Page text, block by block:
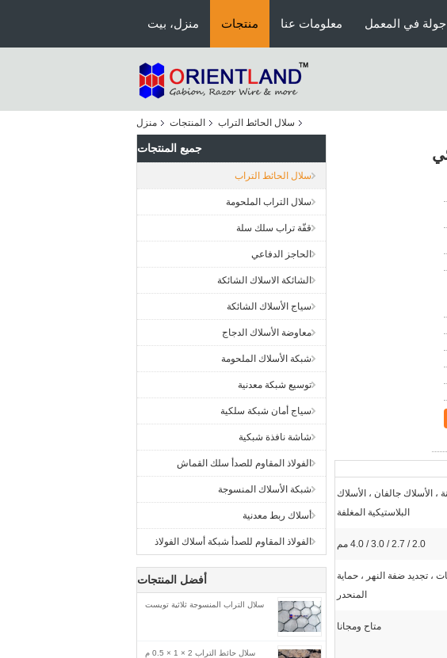
منزل، بيت منتجات معلومات عنا جولة في المعمل
منزل المنتجات سلال الحائط التراب
جميع المنتجات
سلال الحائط التراب
سلال التراب الملحومة
قفّة تراب سلك سلة
الحاجز الدفاعي
الشائكة الاسلاك الشائكة
سياج الأسلاك الشائكة
معاوضة الأسلاك الدجاج
شبكة الأسلاك الملحومة
توسيع شبكة معدنية
سياج أمان شبكة سلكية
شاشة نافذة شبكية
الفولاذ المقاوم للصدأ سلك القماش
شبكة الأسلاك المنسوجة
أسلاك ربط معدنية
الفولاذ المقاوم للصدأ شبكة أسلاك الفولاذ
أفضل المنتجات
سلال التراب المنسوجة ثلاثية تويست
سلال حائط التراب 2 × 1 × 0.5 م
، الأسلاك جالفان ، الأسلاك
البلاستيكية المغلفة
2.0 / 2.7 / 3.0 / 4.0 مم
، تجديد ضفة النهر ، حماية
المنحدر
متاح ومجانا